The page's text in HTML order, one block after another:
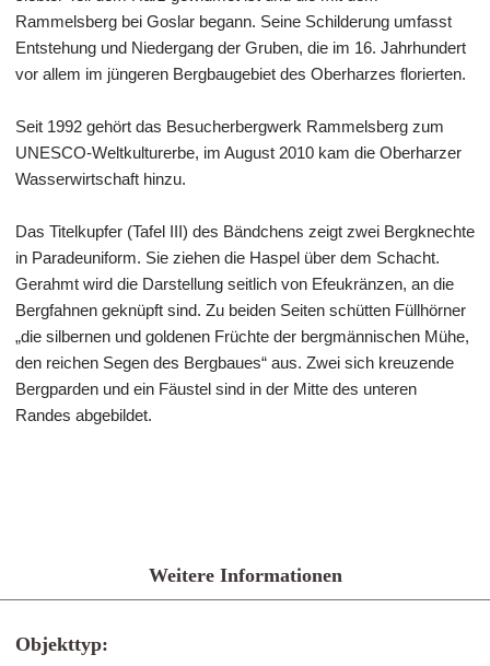
Rammelsberg bei Goslar begann. Seine Schilderung umfasst
Entstehung und Niedergang der Gruben, die im 16. Jahrhundert
vor allem im jüngeren Bergbaugebiet des Oberharzes florierten.
Seit 1992 gehört das Besucherbergwerk Rammelsberg zum
UNESCO-Weltkulturerbe, im August 2010 kam die Oberharzer
Wasserwirtschaft hinzu.
Das Titelkupfer (Tafel III) des Bändchens zeigt zwei Bergknechte
in Paradeuniform. Sie ziehen die Haspel über dem Schacht.
Gerahmt wird die Darstellung seitlich von Efeukränzen, an die
Bergfahnen geknüpft sind. Zu beiden Seiten schütten Füllhörner
„die silbernen und goldenen Früchte der bergmännischen Mühe,
den reichen Segen des Bergbaues“ aus. Zwei sich kreuzende
Bergparden und ein Fäustel sind in der Mitte des unteren
Randes abgebildet.
Weitere Informationen
Objekttyp: